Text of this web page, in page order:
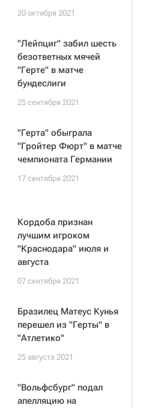
20 октября 2021
"Лейпциг" забил шесть
безответных мячей
"Герте" в матче
бундеслиги
25 сентября 2021
"Герта" обыграла
"Гройтер Фюрт" в матче
чемпионата Германии
17 сентября 2021
Кордоба признан
лучшим игроком
"Краснодара" июля и
августа
07 сентября 2021
Бразилец Матеус Кунья
перешел из "Герты" в
"Атлетико"
25 августа 2021
"Вольфсбург" подал
апелляцию на